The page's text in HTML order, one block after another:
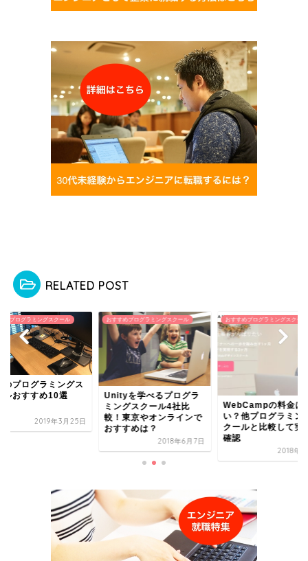
RELATED POST
めプログラミングスクール
を学べるプログラ
東京やオンラインで
おすすめプログラミングスクール
WebCampの料金は安
い？他プログラミングス
クールと比較して実態を
2018年3月1日
おすすめプログラミングスクール
クールおすすめ10選
2019年3